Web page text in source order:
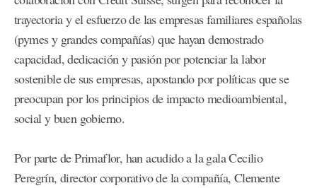
trayectoria y el esfuerzo de las empresas familiares españolas
(pymes y grandes compañías) que hayan demostrado
capacidad, dedicación y pasión por potenciar la labor
sostenible de sus empresas, apostando por políticas que se
preocupan por los principios de impacto medioambiental,
social y buen gobierno.
Por parte de Primaflor, han acudido a la gala Cecilio
Peregrín, director corporativo de la compañía, Clemente